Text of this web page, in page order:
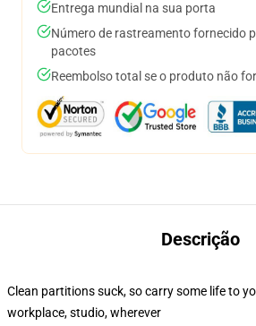
Entrega mundial na sua porta
Número de rastreamento fornecido
pacotes
Reembolso total se o produto não
Descrição
Clean partitions suck, so carry some life to
workplace, studio, wherever